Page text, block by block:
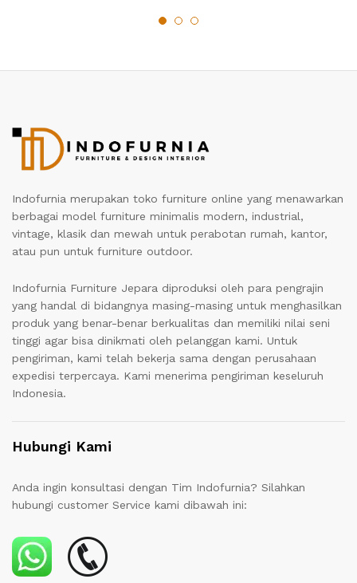
Indofurnia merupakan toko furniture online yang menawarkan
berbagai model furniture minimalis modern, industrial,
vintage, klasik dan mewah untuk perabotan rumah, kantor,
atau pun untuk furniture outdoor.
Indofurnia Furniture Jepara diproduksi oleh para pengrajin
yang handal di bidangnya masing-masing untuk menghasilkan
produk yang benar-benar berkualitas dan memiliki nilai seni
tinggi agar bisa dinikmati oleh pelanggan kami. Untuk
pengiriman, kami telah bekerja sama dengan perusahaan
expedisi terpercaya. Kami menerima pengiriman keseluruh
Indonesia.
Hubungi Kami
Anda ingin konsultasi dengan Tim Indofurnia? Silahkan
hubungi customer Service kami dibawah ini: